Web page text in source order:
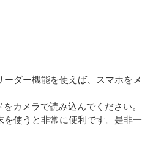
ダー機能を使えば、スマホをメ
カメラで読み込んでください。
使うと非常に便利です。是非一